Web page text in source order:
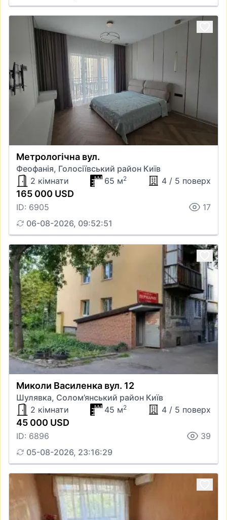
Метрологічна вул.
Феофанія, Голосіївський район Київ
2 кімнати
65 м2 4 / 5 поверх
165 000 USD
ID: 6905
17
06-08-2026, 09:52:51
Миколи Василенка вул. 12
Шулявка, Солом’янський район Київ
2 кімнати
45 м2 4 / 5 поверх
45 000 USD
ID: 6896
39
05-08-2026, 23:16:29